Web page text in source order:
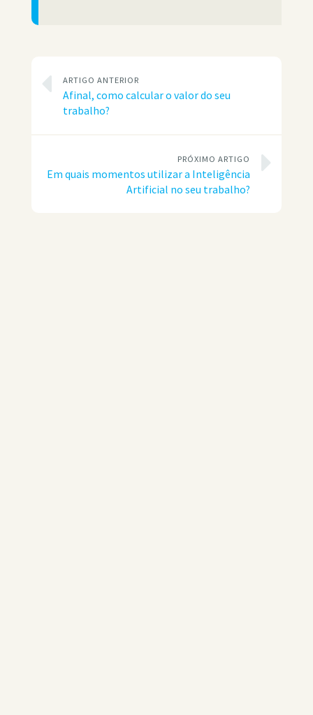
ARTIGO ANTERIOR
Afinal, como calcular o valor do seu
trabalho?
PRÓXIMO ARTIGO
Em quais momentos utilizar a Inteligência
Artificial no seu trabalho?